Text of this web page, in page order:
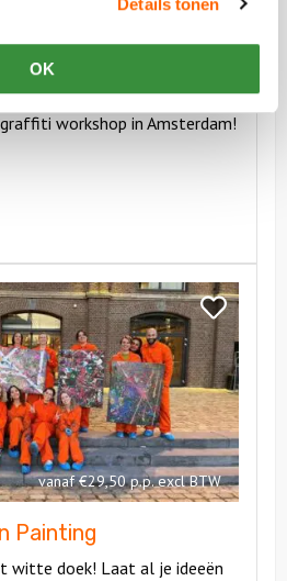
OK
workshop in Amsterdam!
Bekijk
Workshop
Action
Painting
vanaf €29,50 p.p. excl BTW
Painting
witte doek! Laat al je ideeën